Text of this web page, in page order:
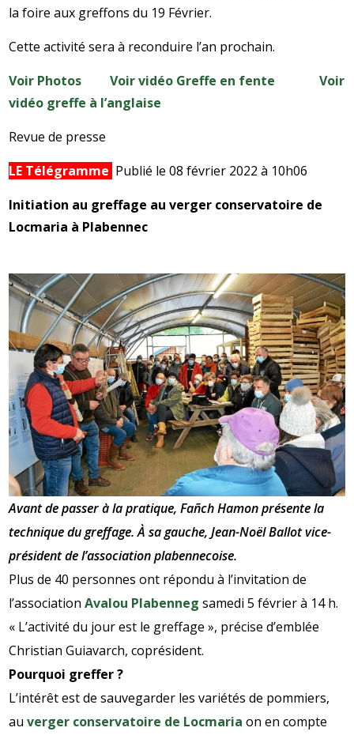
la foire aux greffons du 19 Février.
Cette activité sera à reconduire l’an prochain.
Voir Photos
Voir vidéo Greffe en fente
Voir
vidéo greffe à l’anglaise
Revue de presse
LE Télégramme Publié le 08 février 2022 à 10h06
Initiation au greffage au verger conservatoire de
Locmaria à Plabennec
Avant de passer à la pratique, Fañch Hamon présente la
technique du greffage. À sa gauche, Jean-Noël Ballot vice-
président de l’association plabennecoise.
Plus de 40 personnes ont répondu à l’invitation de
l’associationAvalou Plabenneg samedi 5 février à 14 h.
« L’activité du jour est le greffage », précise d’emblée
Christian Guiavarch, coprésident.
Pourquoi greffer ?
L’intérêt est de sauvegarder les variétés de pommiers,
auverger conservatoire de Locmaria on en compte